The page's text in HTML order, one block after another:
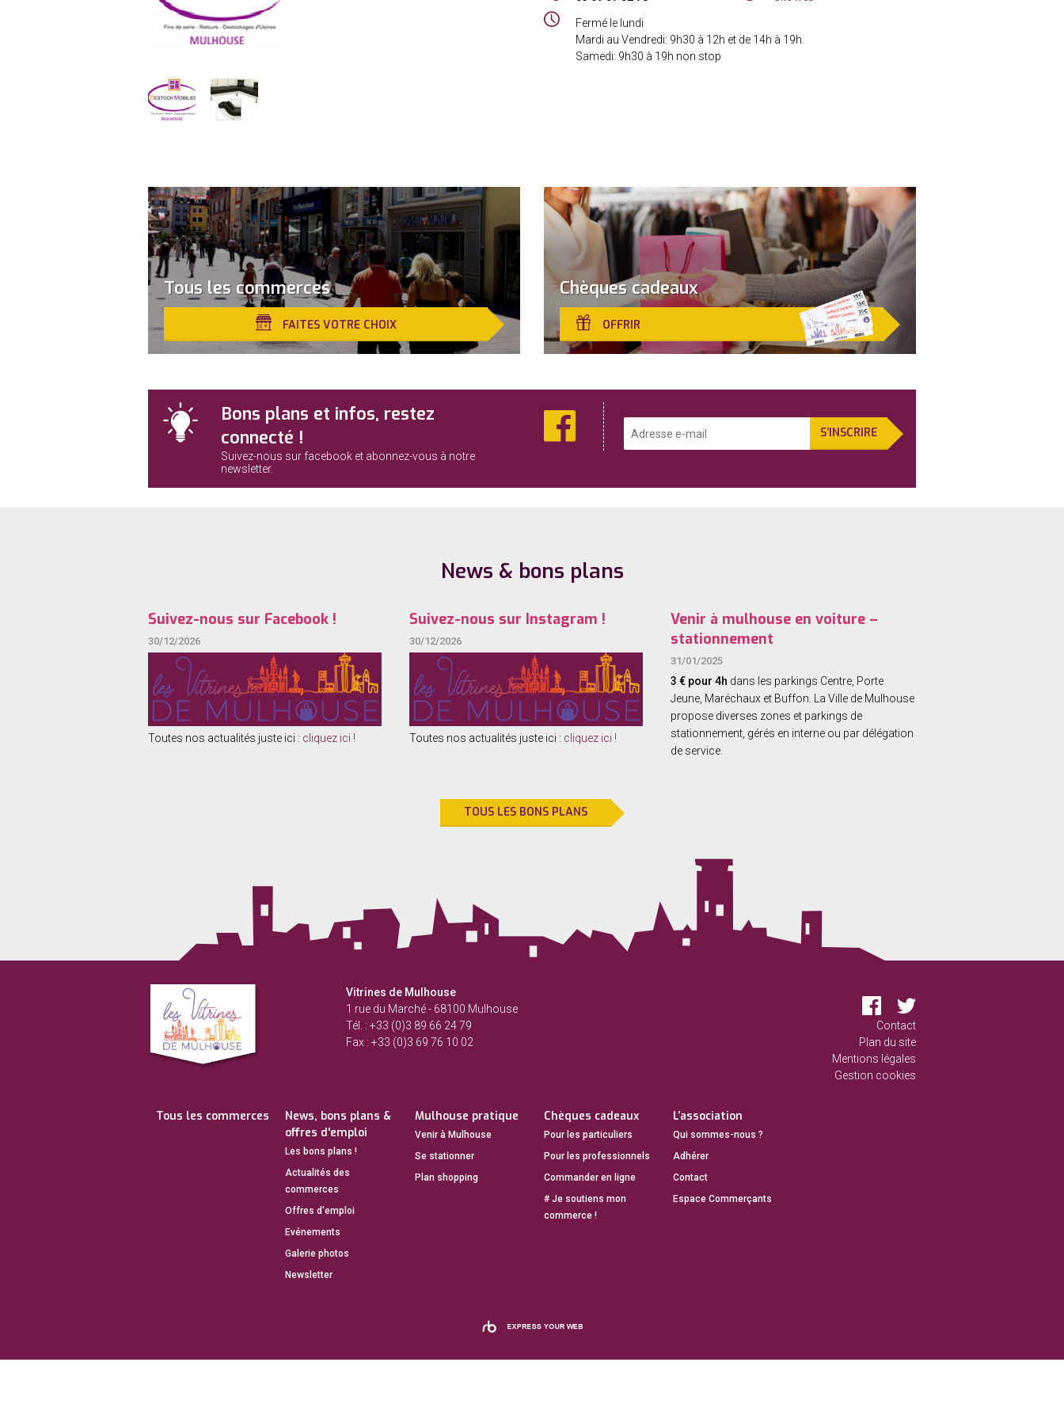
Horaires
Fermé le lundi
Mardi au Vendredi: 9h30 à 12h et de 14h à 19h.
Samedi: 9h30 à 19h non stop
Tous les commerces
FAITES VOTRE CHOIX
Chèques cadeaux
OFFRIR
Bons plans et infos, restez
connecté !
Suivez-nous sur facebook et abonnez-vous à notre
newsletter.
Facebook
e-
S’INSCRIRE
News & bons plans
Suivez-nous sur Facebook !
30/12/2026
Toutes nos actualités juste ici : cliquez ici !
Suivez-nous sur Instagram !
30/12/2026
Toutes nos actualités juste ici : cliquez ici !
Venir à mulhouse en voiture –
stationnement
31/01/2025
3 € pour 4h dans les parkings Centre, Porte
Jeune, Maréchaux et Buffon. La Ville de Mulhouse
propose diverses zones et parkings de
stationnement, gérés en interne ou par délégation
de service.
TOUS LES BONS PLANS
Vitrines
Mulhouse
Vitrines de Mulhouse
1 rue du Marché- 68100 Mulhouse
Tél. : +33 (0)3 89 66 24 79
Fax : +33 (0)3 69 76 10 02
Facebook
Twitter
Contact
Plan du site
Mentions légales
Gestion cookies
Tous les commerces
News, bons plans &
offres d'emploi
Les bons plans !
Actualités des
commerces
Offres d'emploi
Evénements
Galerie photos
Newsletter
Mulhouse pratique
Venir à Mulhouse
Se stationner
Plan shopping
Chèques cadeaux
Pour les particuliers
Pour les professionnels
Commander en ligne
# Je soutiens mon
commerce !
L’association
Qui sommes-nous ?
Adhérer
Contact
Espace Commerçants